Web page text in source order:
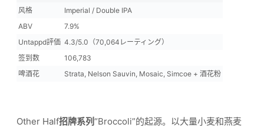
风格
Imperial / Double IPA
ABV
7.9%
Untappd評価 4.3/5.0（70,064レーティング）
签到数
106,783
啤酒花
Strata, Nelson Sauvin, Mosaic, Simcoe + 酒花粉
Other Half招牌系列“Broccoli”的起源。以大量小麦和燕麦